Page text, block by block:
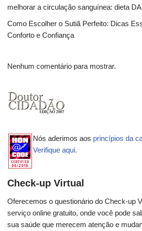
melhorar a circulação sanguínea: dieta
Como Escolher o Sutiã Perfeito: Dicas
Conforto e Confiança
Nenhum comentário para mostrar.
Nós aderimos aos princípios da
Verifique aqui.
Check-up Virtual
Oferecemos o questionário do Check-up
serviço online gratuito, onde você pode
sua saúde que merecem atenção e